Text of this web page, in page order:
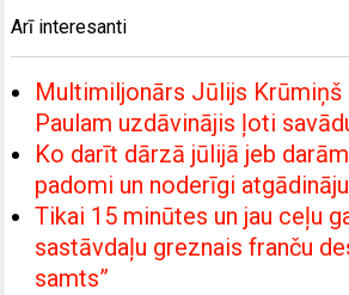
Arī interesanti
Multimiljonārs Jūlijs Krūmiņš
Paulam uzdāvinājis ļoti
Ko darīt dārzā jūlijā jeb
padomi un noderīgi
Tikai 15 minūtes un jau ceļu
sastāvdaļu greznais franču
samts”